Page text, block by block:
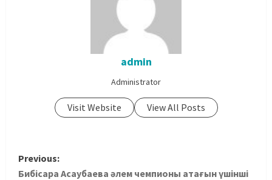
admin
Administrator
Visit Website View All Posts
Previous:
Бибісара Асаубаева әлем чемпионы атағын үшінші